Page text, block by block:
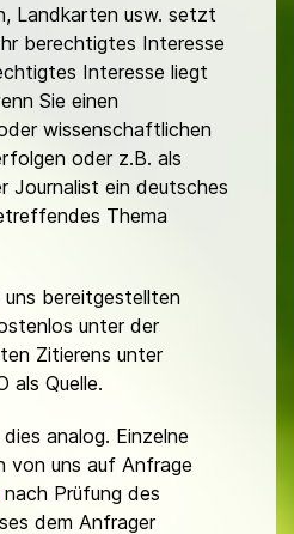
Landkarten usw. setzt
berechtigtes Interesse
Interesse liegt
Sie einen
wissenschaftlichen
oder z.B. als
Journalist ein deutsches
Thema
bereitgestellten
unter der
Zitierens unter
als Quelle.
analog. Einzelne
von uns auf Anfrage
nach Prüfung des
dem Anfrager